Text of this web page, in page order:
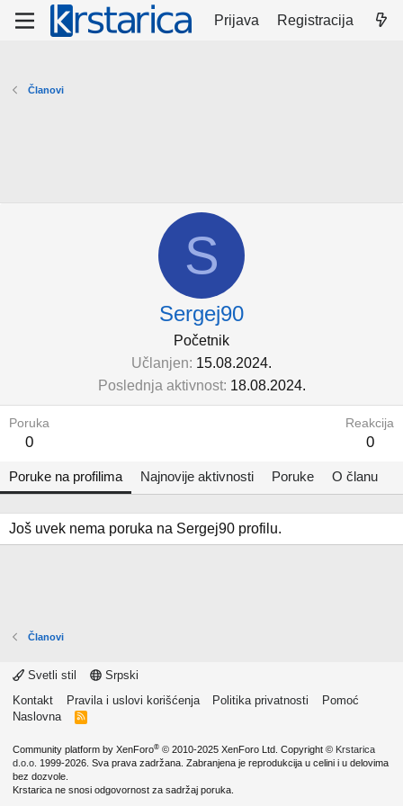
Prijava Registracija
Članovi
S
Sergej90
Početnik
Učlanjen 15.08.2024.
Poslednja aktivnost 18.08.2024.
Poruka
0
Reakcija
0
Poruke na profilima Najnovije aktivnosti Poruke O članu
Još uvek nema poruka na Sergej90 profilu.
Članovi
Svetli stil
Srpski
Kontakt
Pravila i uslovi korišćenja Politika privatnosti
Pomoć
Naslovna
R
Community platform by XenForo® © 2010-2025 XenForo Ltd. Copyright © Krstarica
d.o.o. 1999-2026. Sva prava zadržana. Zabranjena je reprodukcija u celini i u delovima
bez dozvole.
Krstarica ne snosi odgovornost za sadržaj poruka.